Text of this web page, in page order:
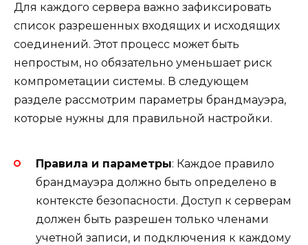
Для каждого сервера важно зафиксировать
список разрешенных входящих и исходящих
соединений. Этот процесс может быть
непростым, но обязательно уменьшает риск
компрометации системы. В следующем
разделе рассмотрим параметры брандмауэра,
которые нужны для правильной настройки.
Правила и параметры: Каждое правило
брандмауэра должно быть определено в
контексте безопасности. Доступ к серверам
должен быть разрешен только членами
учетной записи, и подключения к каждому